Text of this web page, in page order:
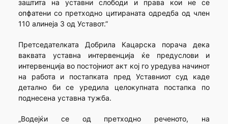
заштита на уставни слободи и права кои не се
опфатени со претходно цитираната одредба од член
110 алинеја 3 од Уставот.”
Претседателката Добрила Кацарска порача дека
ваквата уставна интервенција ќе предуслови и
интервенција во постојниот акт кој го уредува начинот
на работа и постапката пред Уставниот суд каде
детално би се уредила целокупната постапка по
поднесена уставна тужба.
„Водејќи се од претходно реченото, на